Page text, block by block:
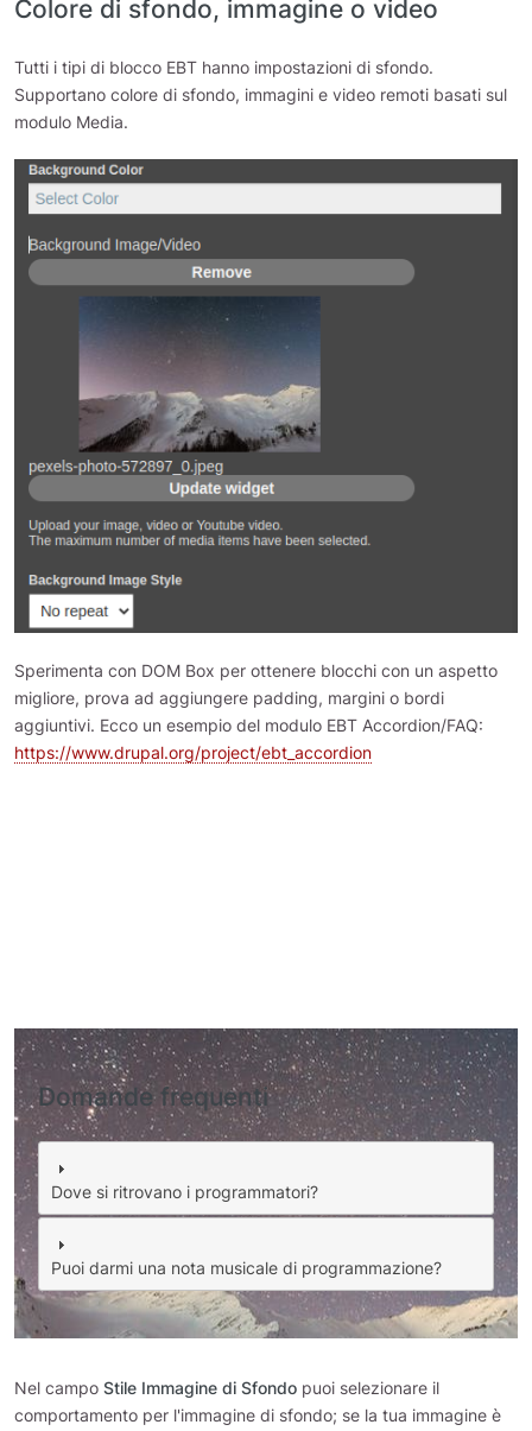
Colore di sfondo, immagine o video
Tutti i tipi di blocco EBT hanno impostazioni di sfondo.
Supportano colore di sfondo, immagini e video remoti basati sul
modulo Media.
Sperimenta con DOM Box per ottenere blocchi con un aspetto
migliore, prova ad aggiungere padding, margini o bordi
aggiuntivi. Ecco un esempio del modulo EBT Accordion/FAQ:
https://www.drupal.org/project/ebt_accordion
Domande frequenti
Dove si ritrovano i programmatori?
Puoi darmi una nota musicale di programmazione?
Nel campo Stile Immagine di Sfondo puoi selezionare il
comportamento per l'immagine di sfondo; se la tua immagine è